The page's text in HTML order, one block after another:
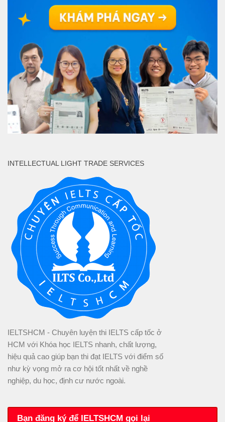
INTELLECTUAL LIGHT TRADE SERVICES
IELTSHCM - Chuyên luyện thi IELTS cấp tốc ở
HCM với Khóa học IELTS nhanh, chất lượng,
hiệu quả cao giúp bạn thi đạt IELTS với điểm số
như kỳ vọng mở ra cơ hội tốt nhất về nghề
nghiệp, du học, định cư nước ngoài.
Bạn đăng ký để IELTSHCM gọi lại